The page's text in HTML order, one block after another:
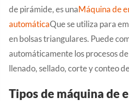
de pirámide, es unaMáquina de
automáticaQue se utiliza para
en bolsas triangulares. Puede
automáticamente los procesos
llenado, sellado, corte y conteo
Tipos de máquina de